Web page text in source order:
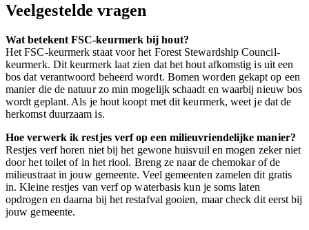
Veelgestelde vragen
Wat betekent FSC-keurmerk bij hout?
Het FSC-keurmerk staat voor het Forest Stewardship Council-
keurmerk. Dit keurmerk laat zien dat het hout afkomstig is uit een
bos dat verantwoord beheerd wordt. Bomen worden gekapt op een
manier die de natuur zo min mogelijk schaadt en waarbij nieuw bos
wordt geplant. Als je hout koopt met dit keurmerk, weet je dat de
herkomst duurzaam is.
Hoe verwerk ik restjes verf op een milieuvriendelijke manier?
Restjes verf horen niet bij het gewone huisvuil en mogen zeker niet
door het toilet of in het riool. Breng ze naar de chemokar of de
milieustraat in jouw gemeente. Veel gemeenten zamelen dit gratis
in. Kleine restjes van verf op waterbasis kun je soms laten
opdrogen en daarna bij het restafval gooien, maar check dit eerst bij
jouw gemeente.